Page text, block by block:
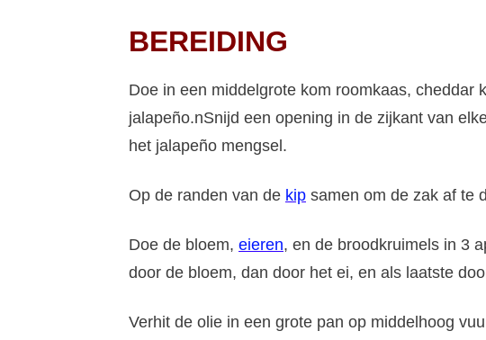
BEREIDING
Doe in een middelgrote kom roomkaas, cheddar
jalapeño.nSnijd een opening in de zijkant van
het jalapeño mengsel.
Op de randen van de kip samen om de zak af te
Doe de bloem, eieren, en de broodkruimels in 3
door de bloem, dan door het ei, en als laatste
Verhit de olie in een grote pan op middelhoog